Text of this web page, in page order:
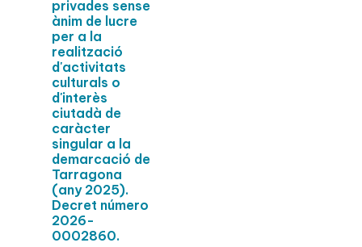
privades sense
ànim de lucre
per a la
realització
d'activitats
culturals o
d'interès
ciutadà de
caràcter
singular a la
demarcació de
Tarragona
(any 2025).
Decret número
2026-
0002860.